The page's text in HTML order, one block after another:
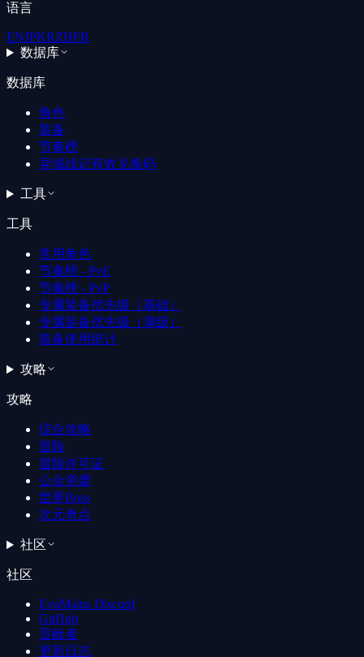
语言
ENJPKRZHFR
数据库
数据库
角色
装备
节奏榜
异域战记有效兑换码
工具
工具
常用角色
节奏榜 - PvE
节奏榜 - PvP
专属装备优先级（基础）
专属装备优先级（满级）
装备使用统计
攻略
攻略
综合攻略
冒险
冒险许可证
公会突袭
世界Boss
次元奇点
社区
社区
EvaMains Discord
GitHub
贡献者
更新日志